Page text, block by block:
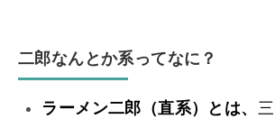
二郎なんとか系ってなに？
ラーメン二郎（直系）とは、